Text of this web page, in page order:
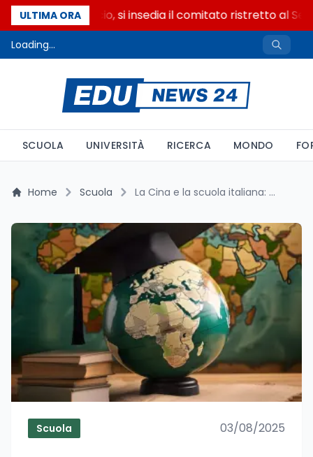
ULTIMA ORA
Riforma del calcio, si insedia il comitato ristretto al
Loading...
SCUOLA UNIVERSITÀ RICERCA MONDO
Home Scuola La Cina e la scuola italiana: l’appello di Franco Cardini per un’educazione più globale
Scuola 03/08/2025